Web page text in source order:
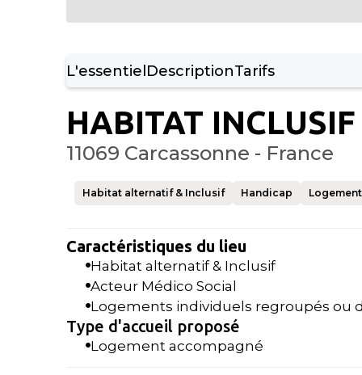
L'essentielDescriptionTarifs
HABITAT INCLUSIF
11069 Carcassonne - France
Habitat alternatif & Inclusif Handicap
Caractéristiques du lieu
Habitat alternatif & Inclusif
Acteur Médico Social
Logements individuels regroupés ou
Type d'accueil proposé
Logement accompagné